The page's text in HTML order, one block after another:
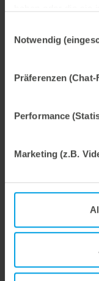
Notwendig
Präferenzen
Performance
Marketing (z.B.
denen die hohen
können.
Beste Qualität der
Separate
Mehr